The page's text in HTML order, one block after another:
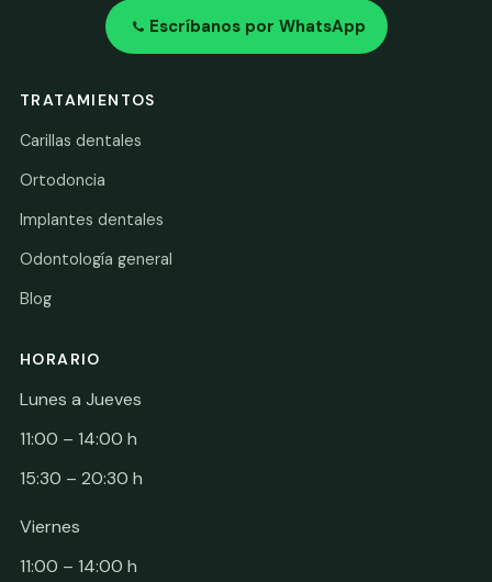
Escríbanos por WhatsApp
TRATAMIENTOS
Carillas dentales
Ortodoncia
Implantes dentales
Odontología general
Blog
HORARIO
Lunes a Jueves
11:00 – 14:00 h
15:30 – 20:30 h
Viernes
11:00 – 14:00 h